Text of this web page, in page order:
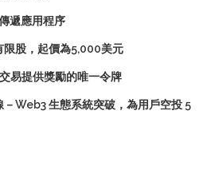
遞應用程序
股，起價為5,000美元
易提供獎勵的唯一令牌
Web3 生態系統突破，為用戶空投 5